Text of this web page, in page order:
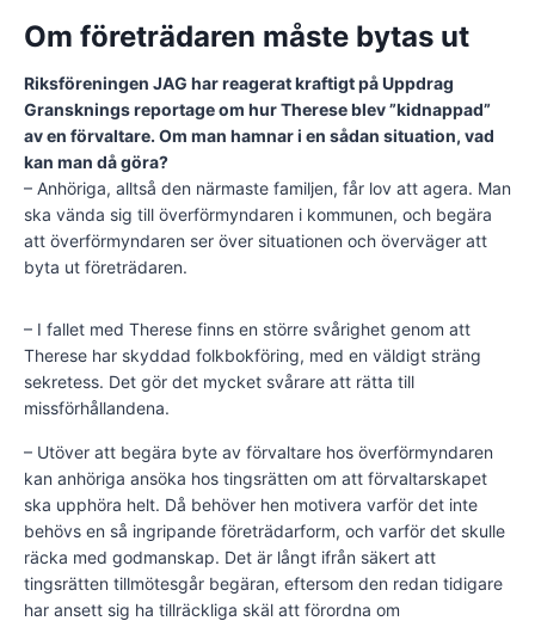
Om företrädaren måste bytas ut
Riksföreningen JAG har reagerat kraftigt på Uppdrag
Gransknings reportage om hur Therese blev ”kidnappad”
av en förvaltare. Om man hamnar i en sådan situation, vad
kan man då göra?
– Anhöriga, alltså den närmaste familjen, får lov att agera. Man
ska vända sig till överförmyndaren i kommunen, och begära
att överförmyndaren ser över situationen och överväger att
byta ut företrädaren.
– I fallet med Therese finns en större svårighet genom att
Therese har skyddad folkbokföring, med en väldigt sträng
sekretess. Det gör det mycket svårare att rätta till
missförhållandena.
– Utöver att begära byte av förvaltare hos överförmyndaren
kan anhöriga ansöka hos tingsrätten om att förvaltarskapet
ska upphöra helt. Då behöver hen motivera varför det inte
behövs en så ingripande företrädarform, och varför det skulle
räcka med godmanskap. Det är långt ifrån säkert att
tingsrätten tillmötesgår begäran, eftersom den redan tidigare
har ansett sig ha tillräckliga skäl att förordna om